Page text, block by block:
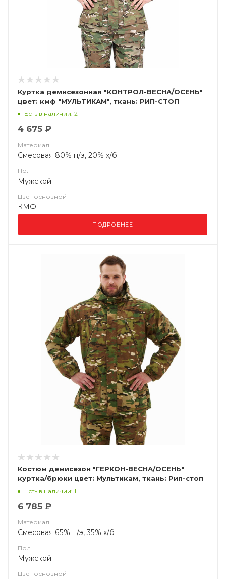
Куртка демисезонная "КОНТРОЛ-ВЕСНА/ОСЕНЬ"
цвет: кмф "МУЛЬТИКАМ", ткань: РИП-СТОП
Есть в наличии: 2
4 675 ₽
Материал
Смесовая 80% п/э, 20% х/б
Пол
Мужской
Цвет основной
КМФ
ПОДРОБНЕЕ
Костюм демисезон "ГЕРКОН-ВЕСНА/ОСЕНЬ"
куртка/брюки цвет: Мультикам, ткань: Рип-стоп
Есть в наличии: 1
6 785 ₽
Материал
Смесовая 65% п/э, 35% х/б
Пол
Мужской
Цвет основной